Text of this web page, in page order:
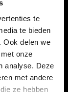
te
te bieden
Ook delen we
onze
analyse. Deze
met andere
ze hebben